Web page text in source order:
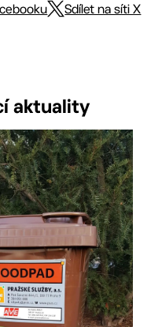
Sdílet na síti X
aktuality